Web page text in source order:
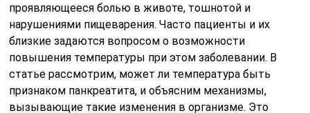
проявляющееся болью в животе, тошнотой и
нарушениями пищеварения. Часто пациенты и их
близкие задаются вопросом о возможности
повышения температуры при этом заболевании. В
статье рассмотрим, может ли температура быть
признаком панкреатита, и объясним механизмы,
вызывающие такие изменения в организме. Это